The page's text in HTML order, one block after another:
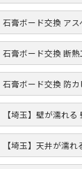
石膏ボード交換 アス
石膏ボード交換 断熱
石膏ボード交換 防
【埼玉】壁が濡れる
【埼玉】天井が濡